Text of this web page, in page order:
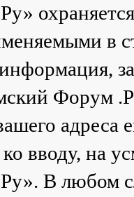
в
Форум
адреса
ко вводу, на
В любом